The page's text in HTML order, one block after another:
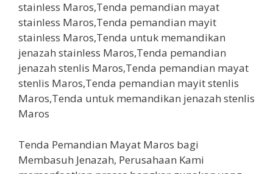
Tenda Pemandian Mayat Maros bagi
Membasuh Jenazah, Perusahaan Kami